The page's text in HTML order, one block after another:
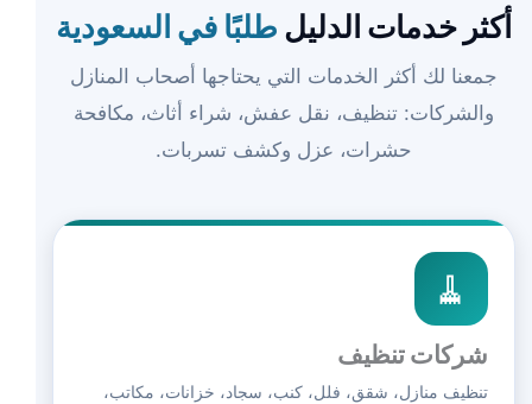
أكثر خدمات الدليل طلبًا في السعودية
جمعنا لك أكثر الخدمات التي يحتاجها أصحاب المنازل
والشركات: تنظيف، نقل عفش، شراء أثاث، مكافحة
حشرات، عزل وكشف تسربات.
🧹
شركات تنظيف
تنظيف منازل، شقق، فلل، كنب، سجاد، خزانات، مكاتب،